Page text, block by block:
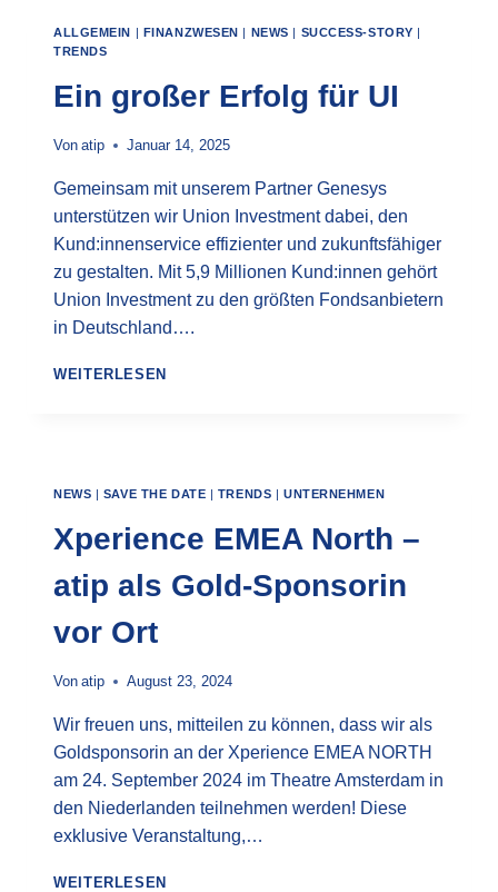
ALLGEMEIN | FINANZWESEN | NEWS | SUCCESS-STORY |
TRENDS
Ein großer Erfolg für UI
Von atip Januar 14, 2025
Gemeinsam mit unserem Partner Genesys
unterstützen wir Union Investment dabei, den
Kund:innenservice effizienter und zukunftsfähiger
zu gestalten. Mit 5,9 Millionen Kund:innen gehört
Union Investment zu den größten Fondsanbietern
in Deutschland….
WEITERLESEN
NEWS | SAVE THE DATE | TRENDS | UNTERNEHMEN
Xperience EMEA North –
atip als Gold-Sponsorin
vor Ort
Von atip August 23, 2024
Wir freuen uns, mitteilen zu können, dass wir als
Goldsponsorin an der Xperience EMEA NORTH
am 24. September 2024 im Theatre Amsterdam in
den Niederlanden teilnehmen werden! Diese
exklusive Veranstaltung,…
WEITERLESEN